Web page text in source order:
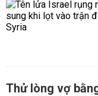
Thử lòng vợ